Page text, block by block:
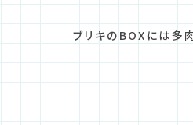
ブリキのBOXには多